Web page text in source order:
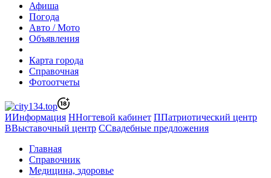
Афиша
Погода
Авто / Мото
Объявления
Карта города
Справочная
Фотоотчеты
ИИнформация ННогтевой кабинет ППатриотический центр
ВВыставочный центр ССвадебные предложения
Главная
Справочник
Медицина, здоровье